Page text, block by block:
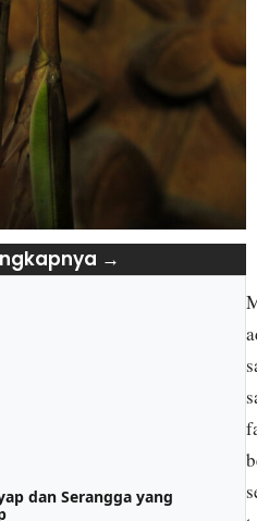
→
dan Serangga yang